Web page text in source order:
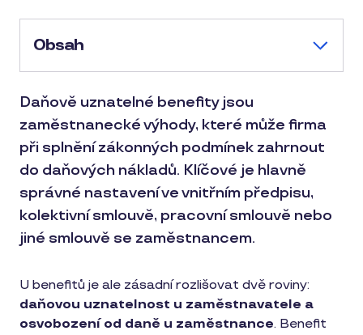
Obsah
Daňově uznatelné benefity jsou
zaměstnanecké výhody, které může firma
při splnění zákonných podmínek zahrnout
do daňových nákladů. Klíčové je hlavně
správné nastavení ve vnitřním předpisu,
kolektivní smlouvě, pracovní smlouvě nebo
jiné smlouvě se zaměstnancem.
U benefitů je ale zásadní rozlišovat dvě roviny:
daňovou uznatelnost u zaměstnavatele a
osvobození od daně u zaměstnance. Benefit